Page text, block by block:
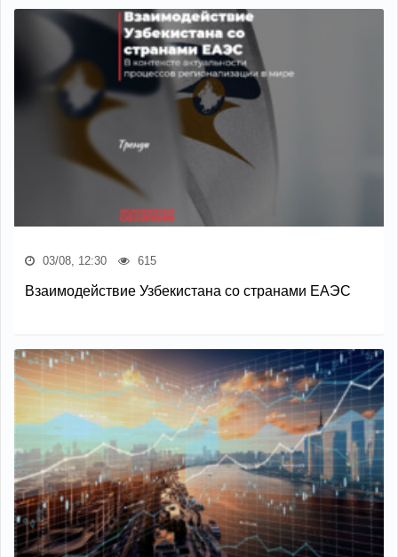
03/08, 12:30 615
Взаимодействие Узбекистана со странами ЕАЭС